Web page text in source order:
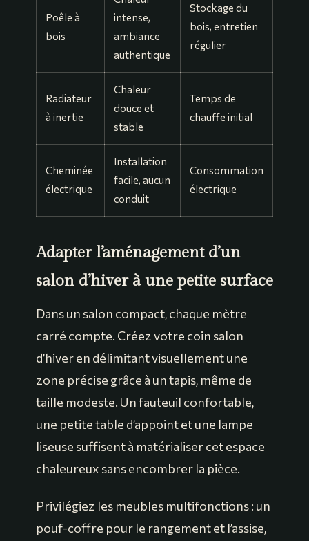
Poêle à
bois
intense,
ambiance
authentique
Stockage du
bois, entretien
régulier
Radiateur
à inertie
Chaleur
douce et
stable
Temps de
chauffe initial
Cheminée
électrique
Installation
facile, aucun
conduit
Consommation
électrique
Adapter l’aménagement d’un
salon d’hiver à une petite surface
Dans un salon compact, chaque mètre
carré compte. Créez votre coin salon
d’hiver en délimitant visuellement une
zone précise grâce à un tapis, même de
taille modeste. Un fauteuil confortable,
une petite table d’appoint et une lampe
liseuse suffisent à matérialiser cet espace
chaleureux sans encombrer la pièce.
Privilégiez les meubles multifonctions : un
pouf-coffre pour le rangement et l’assise,